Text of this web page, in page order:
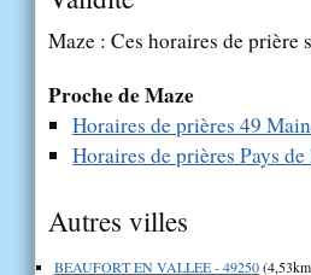
Maze : Ces horaires de
Proche de Maze
Horaires de prières 49
Horaires de prières Pays
Autres villes
BEAUFORT EN VALLEE - 49250